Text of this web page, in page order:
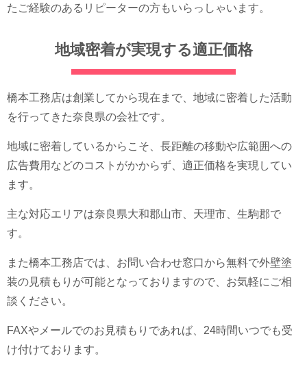
たご経験のあるリピーターの方もいらっしゃいます。
地域密着が実現する適正価格
橋本工務店は創業してから現在まで、地域に密着した活動
を行ってきた奈良県の会社です。
地域に密着しているからこそ、長距離の移動や広範囲への
広告費用などのコストがかからず、適正価格を実現してい
ます。
主な対応エリアは奈良県大和郡山市、天理市、生駒郡で
す。
また橋本工務店では、お問い合わせ窓口から無料で外壁塗
装の見積もりが可能となっておりますので、お気軽にご相
談ください。
FAXやメールでのお見積もりであれば、24時間いつでも受
け付けております。